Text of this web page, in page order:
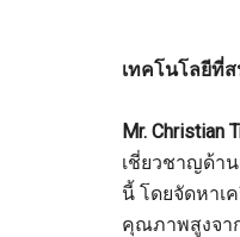
เทคโนโลยีที่
Mr. Christian
เชี่ยวชาญด้า
นี้ โดยจัดหาเ
คุณภาพสูงจา